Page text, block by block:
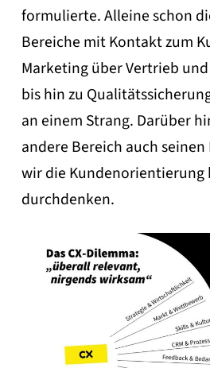
formulierte. Alleine schon
Bereiche mit Kontakt zum
Marketing über Vertrieb
bis hin zu
an einem Strang. Darüber
andere Bereich auch seinen
wir die Kundenorientierung
durchdenken.